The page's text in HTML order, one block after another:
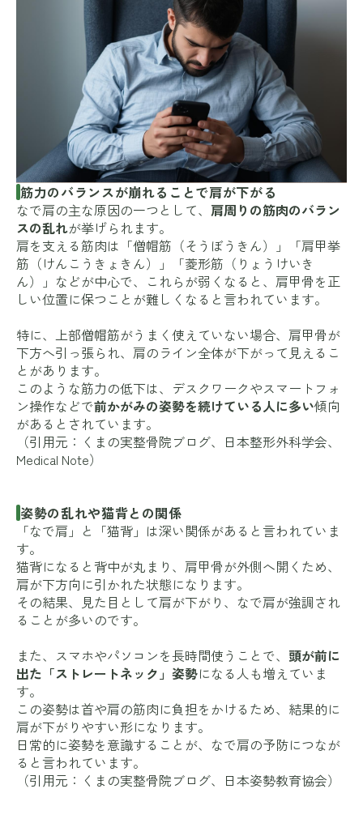
筋力のバランスが崩れることで肩が下がる
なで肩の主な原因の一つとして、 肩周りの筋肉のバラン
スの乱れが挙げられます。
肩を支える筋肉は「僧帽筋（そうぼうきん）」「肩甲挙
筋（けんこうきょきん）」「菱形筋（りょうけいき
ん）」などが中心で、これらが弱くなると、肩甲骨を正
しい位置に保つことが難しくなると言われています。
特に、上部僧帽筋がうまく使えていない場合、肩甲骨が
下方へ引っ張られ、肩のライン全体が下がって見えるこ
とがあります。
このような筋力の低下は、デスクワークやスマートフォ
ン操作などで前かがみの姿勢を続けている人に多い傾向
があるとされています。
（引用元： くまの実整骨院ブログ、 日本整形外科学会、
Medical Note）
姿勢の乱れや猫背との関係
「なで肩」と「猫背」は深い関係があると言われていま
す。
猫背になると背中が丸まり、肩甲骨が外側へ開くため、
肩が下方向に引かれた状態になります。
その結果、見た目として肩が下がり、なで肩が強調され
ることが多いのです。
また、スマホやパソコンを長時間使うことで、 頭が前に
出た「ストレートネック」姿勢になる人も増えていま
す。
この姿勢は首や肩の筋肉に負担をかけるため、結果的に
肩が下がりやすい形になります。
日常的に姿勢を意識することが、なで肩の予防につなが
ると言われています。
（引用元： くまの実整骨院ブログ、 日本姿勢教育協会）